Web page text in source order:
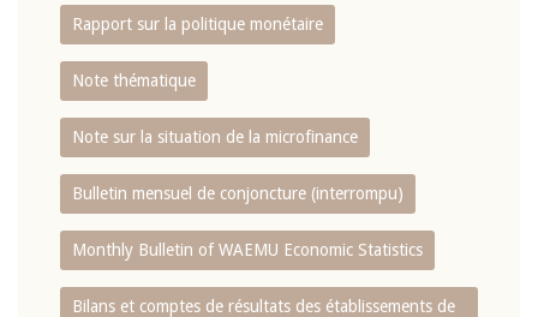
Rapport sur la politique monétaire
Note thématique
Note sur la situation de la microfinance
Bulletin mensuel de conjoncture (interrompu)
Monthly Bulletin of WAEMU Economic Statistics
Bilans et comptes de résultats des établissements de